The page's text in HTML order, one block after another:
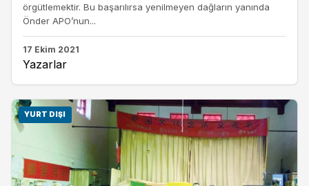
örgütlemektir. Bu başarılırsa yenilmeyen dağların yanında
Önder APO’nun...
17 Ekim 2021
Yazarlar
YURT DIŞI